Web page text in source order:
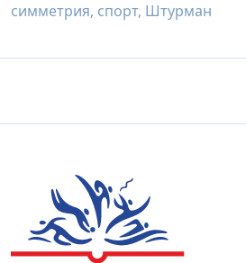
симметрия, спорт, Штурман